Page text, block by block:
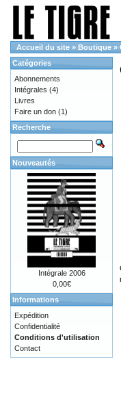
Accueil du site » Boutique »
Catégories
Abonnements
Intégrales (4)
Livres
Faire un don (1)
Recherche
Nouveautés
Intégrale 2006
0,00€
Informations
Expédition
Confidentialité
Conditions d'utilisation
Contact